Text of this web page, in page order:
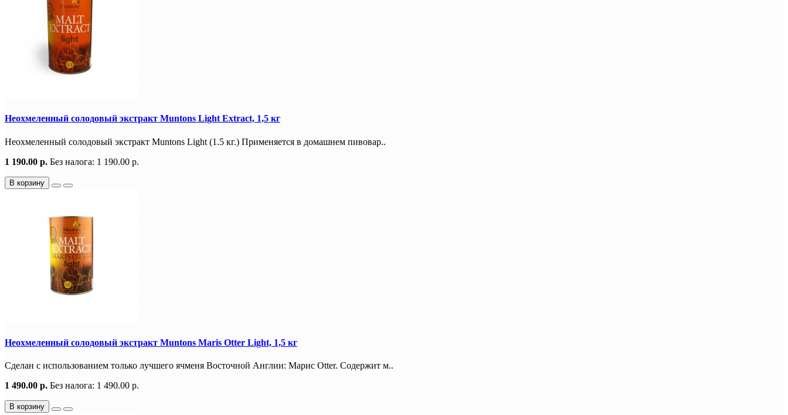
Неохмеленный солодовый экстракт Muntons Light Extract, 1,5 кг
Неохмеленный солодовый экстракт Muntons Light (1.5 кг.) Применяется в домашнем пивовар..
1 190.00 р. Без налога: 1 190.00 р.
В корзину
Неохмеленный солодовый экстракт Muntons Maris Otter Light, 1,5 кг
Сделан с использованием только лучшего ячменя Восточной Англии: Марис Otter. Содержит м..
1 490.00 р. Без налога: 1 490.00 р.
В корзину